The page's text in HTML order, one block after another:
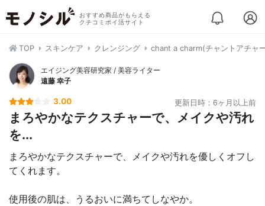
おすすめ商品がもらえる
クチコミポイ活サイト
TOP スキンケア クレンジング chant a charm(チャントアチャ
エイジング美容研究家 / 美容ライター
遠藤 幸子
3.00 更新日時：6ヶ月以上前
まろやかなテクスチャーで、メイクや汚れ
を...
まろやかなテクスチャーで、メイクや汚れを優しくオフし
てくれます。
使用後の肌は、うるおいに満ちてしなやか。